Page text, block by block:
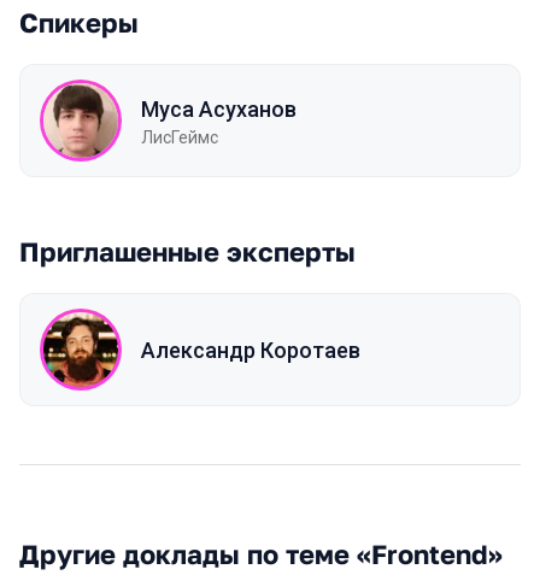
Спикеры
Муса Асуханов
ЛисГеймс
Приглашенные эксперты
Александр Коротаев
Другие доклады по теме «Frontend»